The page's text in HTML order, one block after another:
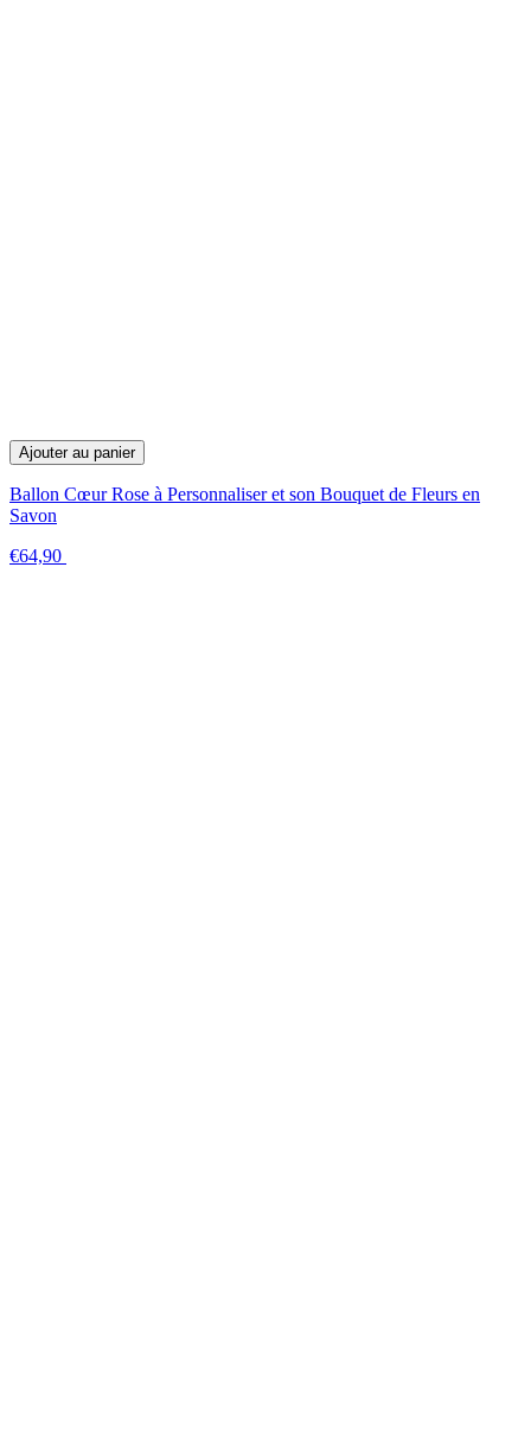
Ajouter au panier
Ballon Cœur Rose à Personnaliser et son Bouquet de Fleurs en
Savon
€64,90